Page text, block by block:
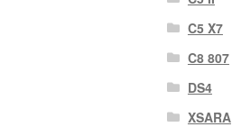
C5 X7
C8 807
DS4
XSARA